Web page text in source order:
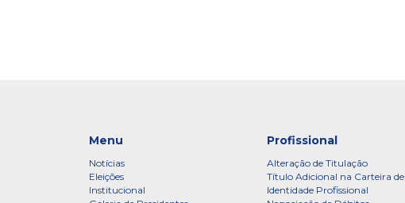
Menu
Notícias
Eleições
Institucional
Profissional
Alteração de Titulação
Título Adicional na Carteira de
Identidade Profissional